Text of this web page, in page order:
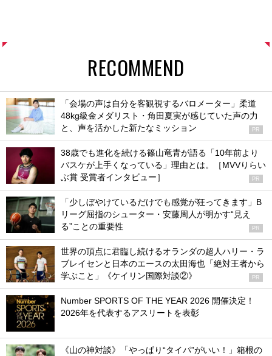
RECOMMEND
「会場の声は自分を客観視するバロメーター」柔道
48kg級金メダリスト・角田夏実が感じていた声の力
と、声を活かした新たなミッション
PR
38歳でも進化を続ける篠山竜青が語る「10年前より
バスケが上手くなっている」理由とは。［MVVりらい
ぶ賞 受賞者インタビュー］
PR
「少しぼやけているだけでも感覚が狂ってきます」B
リーグ屈指のシューター・安藤周人が明かす“見え
る”ことの重要性
PR
世界の頂点に君臨し続けるオランダの超人ハリー・ラ
ブレイセンと日本のエースの太田海也「絶対王者から
学ぶこと」《ケイリン国際対談②》
PR
Number SPORTS OF THE YEAR 2026 開催決定！
2026年を代表するアスリートを表彰
《山の神対談》「やっぱり“タイパ”がいい！」箱根の